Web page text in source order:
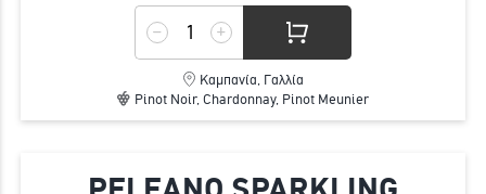
Καμπανία, Γαλλία
Pinot Noir, Chardonnay, Pinot Meunier